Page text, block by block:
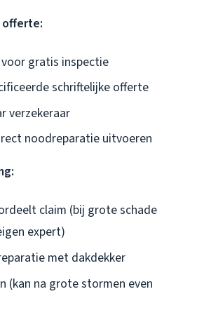
offerte:
gratis inspectie
schriftelijke offerte
verzekeraar
noodreparatie uitvoeren
claim (bij grote schade
expert)
met dakdekker
(kan na grote stormen even